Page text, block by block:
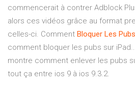
commencerait à contrer Adblock
alors ces vidéos grâce au format
celles-ci. Comment Bloquer Les Pubs
comment bloquer les pubs sur
montre comment enlever les pubs
tout ça entre ios 9 à ios 9.3.2.